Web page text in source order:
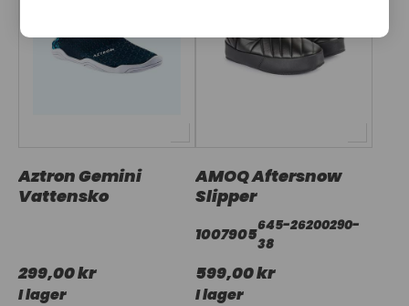
Aztron Gemini
Vattensko
299,00 kr
I lager
AMOQ Aftersnow
Slipper
1007905645-26200290-
38
599,00 kr
I lager